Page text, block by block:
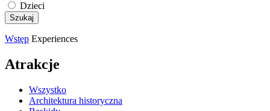
Dzieci
Wstęp Experiences
Atrakcje
Wszystko
Architektura historyczna